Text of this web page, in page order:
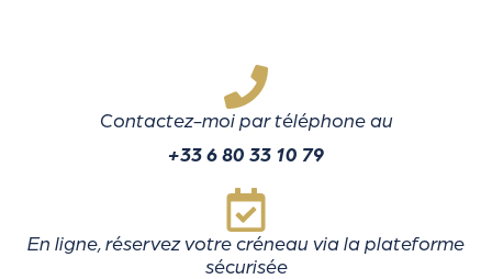
Contactez-moi par téléphone au
+33 6 80 33 10 79
En ligne, réservez votre créneau via la plateforme
sécurisée